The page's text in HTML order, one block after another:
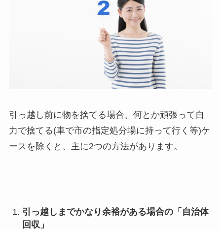
引っ越し前に物を捨てる場合、何とか頑張って自
力で捨てる(車で市の指定処分場に持って行く等)ケ
ースを除くと、主に2つの方法があります。
引っ越しまでかなり余裕がある場合の「自治体
回収」